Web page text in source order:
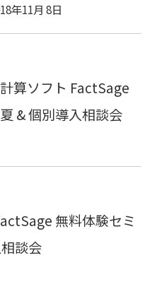
年11月 8日
算ソフト FactSage
& 個別導入相談会
無料体験セミ
談会